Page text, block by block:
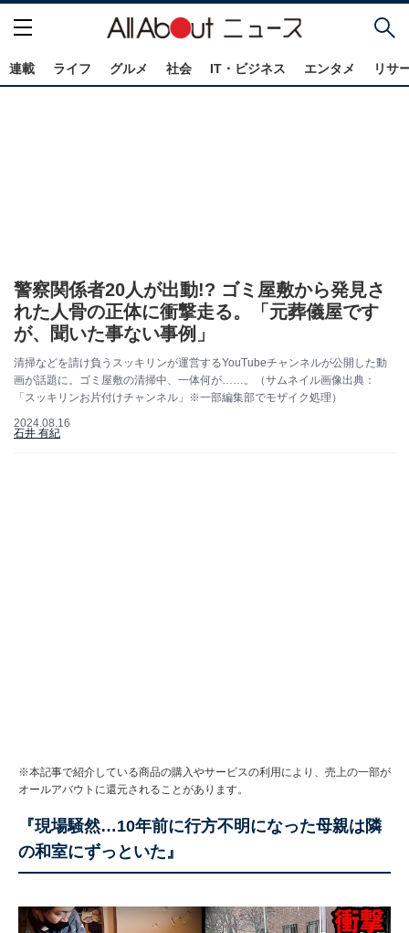
連載 ライフ グルメ 社会 IT・ビジネス エンタメ リサ
警察関係者20人が出動!? ゴミ屋敷から発見さ
れた人骨の正体に衝撃走る。「元葬儀屋です
が、聞いた事ない事例」
清掃などを請け負うスッキリンが運営するYouTubeチャンネルが公開した動
画が話題に。ゴミ屋敷の清掃中、一体何が……。（サムネイル画像出典：
「スッキリンお片付けチャンネル」※一部編集部でモザイク処理）
2024.08.16
石井 有紀
※本記事で紹介している商品の購入やサービスの利用により、売上の一部が
オールアバウトに還元されることがあります。
『現場騒然…10年前に行方不明になった母親は隣
の和室にずっといた』